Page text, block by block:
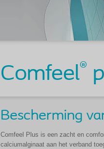
Comfeel®
Bescherming
Comfeel Plus is een zacht en
calciumalginaat aan het verband